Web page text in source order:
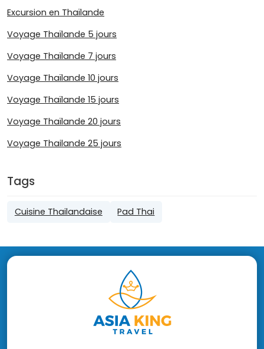
Excursion en Thaïlande
Voyage Thaïlande 5 jours
Voyage Thaïlande 7 jours
Voyage Thaïlande 10 jours
Voyage Thaïlande 15 jours
Voyage Thaïlande 20 jours
Voyage Thailande 25 jours
Tags
Cuisine Thailandaise Pad Thai